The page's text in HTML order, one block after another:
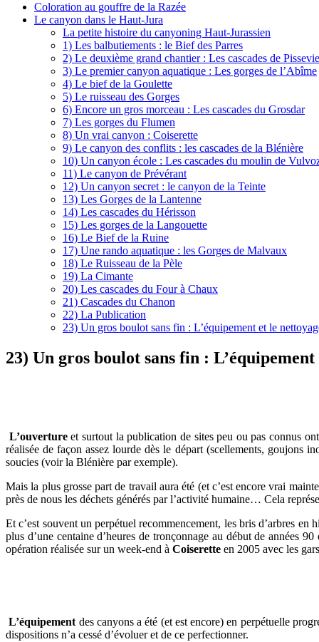
Coloration au gouffre de la Razée
Le canyon dans le Haut-Jura
La petite histoire du canyoning Haut-Jurassien
1) Les balbutiements : le Bief des Parres
2) Le deuxième grand chantier : Les cascades de
3) Le premier canyon aquatique : Les gorges de l’Abîme
4) Le bief de la Goulette
5) Le ruisseau des Gorges
6) Encore un gros morceau : Les cascades du Grosdar
7) Les gorges du Flumen
8) Un vrai canyon : Coiserette
9) Le canyon des conflits : les cascades de la Blénière
10) Un canyon école : Les cascades du moulin de
11) Le canyon de Prévérant
12) Un canyon secret : le canyon de la Teinte
13) Les Gorges de la Lantenne
14) Les cascades du Hérisson
15) Les gorges de la Langouette
16) Le Bief de la Ruine
17) Une rando aquatique : les Gorges de Malvaux
18) Le Ruisseau de la Pèle
19) La Cimante
20) Les cascades du Four à Chaux
21) Cascades du Chanon
22) La Publication
23) Un gros boulot sans fin : L’équipement et le
23) Un gros boulot sans fin :
L’ouvertureet surtout la publication de sites peu ou pas connus
réalisée de façon assez lourde dès le départ (scellements,
soucies (voir la Blénière par exemple).
Mais la plus grosse part de travail aura été (et c’est encore vrai
près de nous les déchets générés par l’activité humaine… Cela
Et c’est souvent un perpétuel recommencement, les bris d’arbres
plus d’une centaine d’heures de tronçonnage au début de années
opération réalisée sur un week-end à Coiserette en 2005 avec les
L’équipement des canyons a été (et est encore) en perpétuelle
dispositions n’a cessé d’évoluer et de ce perfectionner.